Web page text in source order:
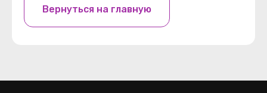
Вернуться на главную